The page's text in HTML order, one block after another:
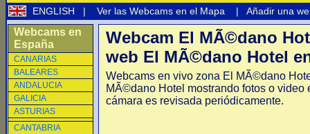
ENGLISH | Ver las Webcams en el Mapa | Añadir una
Webcams en
España
CANARIAS
BALEARES
ANDALUCIA
GALICIA
ASTURIAS
CANTABRIA
Webcam El MÃ©dano
web El MÃ©dano Hotel
Webcams en vivo zona El MÃ©dano
MÃ©dano Hotel mostrando fotos o video
cámara es revisada periódicamente.